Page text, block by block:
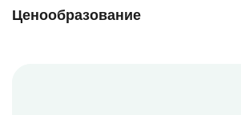
Ценообразование